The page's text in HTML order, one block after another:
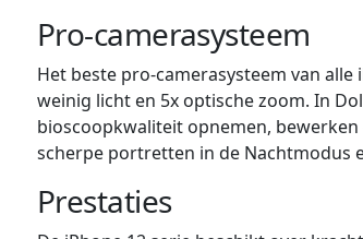
Pro-camerasysteem
Het beste pro-camerasysteem van
weinig licht en 5x optische zoom. In
bioscoopkwaliteit opnemen, bewerken
scherpe portretten in de Nachtmodus
Prestaties